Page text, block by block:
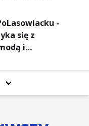
-
się z
i